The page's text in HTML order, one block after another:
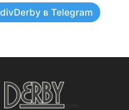
в Telegram